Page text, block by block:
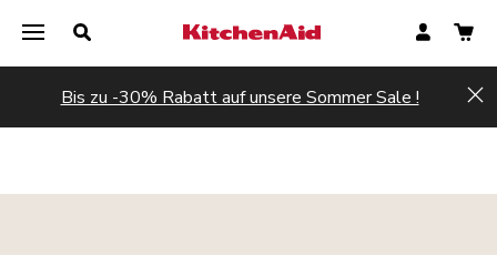
Bis zu -30% Rabatt auf unsere Sommer Sale !